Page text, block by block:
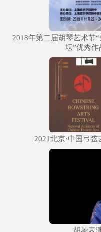
2018年第二届胡琴艺术节
坛”优秀作
2021北京·中国弓